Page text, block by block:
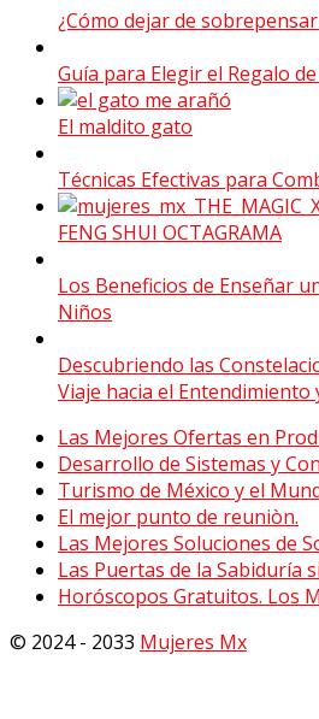
¿Cómo dejar de sobrepensar
Guía para Elegir el Regalo
El maldito gato
Técnicas Efectivas para
FENG SHUI OCTAGRAMA
Los Beneficios de Enseñar
Niños
Descubriendo las
Viaje hacia el Entendimiento
Las Mejores Ofertas en
Desarrollo de Sistemas y
Turismo de México y el
El mejor punto de reuniòn.
Las Mejores Soluciones de
Las Puertas de la Sabiduría
Horóscopos Gratuitos. Los
© 2024 - 2033 Mujeres Mx